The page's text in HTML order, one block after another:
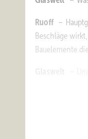
Ruoff –
Beschläge
Bauelemente